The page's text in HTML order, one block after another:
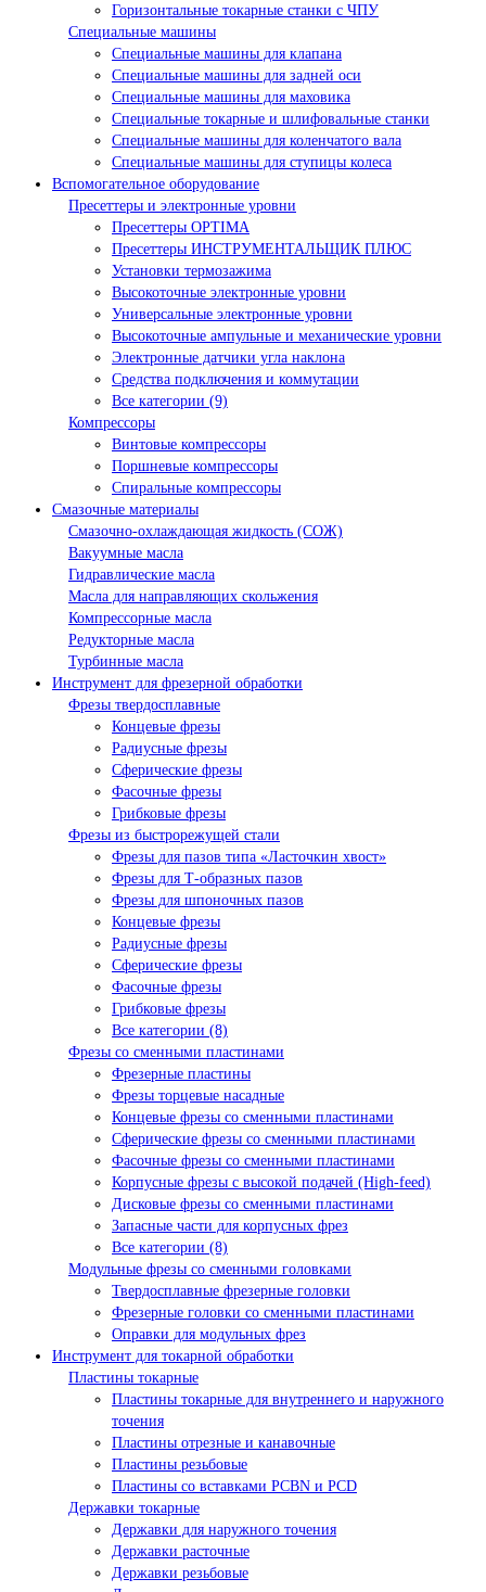
Горизонтальные токарные станки с ЧПУ
Специальные машины
Специальные машины для клапана
Специальные машины для задней оси
Специальные машины для маховика
Специальные токарные и шлифовальные станки
Специальные машины для коленчатого вала
Специальные машины для ступицы колеса
Вспомогательное оборудование
Пресеттеры и электронные уровни
Пресеттеры OPTIMA
Пресеттеры ИНСТРУМЕНТАЛЬЩИК ПЛЮС
Установки термозажима
Высокоточные электронные уровни
Универсальные электронные уровни
Высокоточные ампульные и механические уровни
Электронные датчики угла наклона
Средства подключения и коммутации
Все категории (9)
Компрессоры
Винтовые компрессоры
Поршневые компрессоры
Спиральные компрессоры
Смазочные материалы
Смазочно-охлаждающая жидкость (СОЖ)
Вакуумные масла
Гидравлические масла
Масла для направляющих скольжения
Компрессорные масла
Редукторные масла
Турбинные масла
Инструмент для фрезерной обработки
Фрезы твердосплавные
Концевые фрезы
Радиусные фрезы
Сферические фрезы
Фасочные фрезы
Грибковые фрезы
Фрезы из быстрорежущей стали
Фрезы для пазов типа «Ласточкин хвост»
Фрезы для Т-образных пазов
Фрезы для шпоночных пазов
Концевые фрезы
Радиусные фрезы
Сферические фрезы
Фасочные фрезы
Грибковые фрезы
Все категории (8)
Фрезы со сменными пластинами
Фрезерные пластины
Фрезы торцевые насадные
Концевые фрезы со сменными пластинами
Сферические фрезы со сменными пластинами
Фасочные фрезы со сменными пластинами
Корпусные фрезы с высокой подачей (High-feed)
Дисковые фрезы со сменными пластинами
Запасные части для корпусных фрез
Все категории (8)
Модульные фрезы со сменными головками
Твердосплавные фрезерные головки
Фрезерные головки со сменными пластинами
Оправки для модульных фрез
Инструмент для токарной обработки
Пластины токарные
Пластины токарные для внутреннего и наружного
точения
Пластины отрезные и канавочные
Пластины резьбовые
Пластины со вставками PCBN и PCD
Державки токарные
Державки для наружного точения
Державки расточные
Державки резьбовые